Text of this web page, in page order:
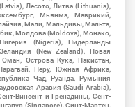
Лесото, Литва (Lithuania),
Мьянма, Маврикий,
Мали, Мальдивы, Мальта,
Молдова (Moldova), Монако,
(Nigeria), Нидерланды
(New Zealand), Новая
Острова Кука, Пакистан,
Перу, Южная Африка,
Чад, Руанда, Румыния
Аравия (Saudi Arabia),
Винсент и Гренадины, Сент-
(Singapore), Синт-Мартен,